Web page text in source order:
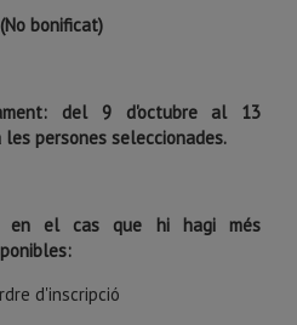
bonificat)
del 9 d'octubre al 13
les persones seleccionades.
en el cas que hi hagi més
d'inscripció